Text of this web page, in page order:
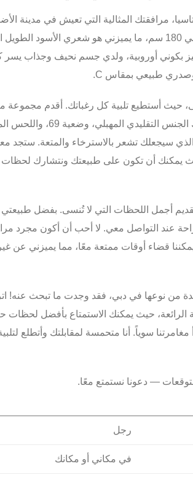
، مرافقتك المثالية التي تعيش في مدينة
أبلغ من العمر 27 عاماً وطولي 180 سم، ما يميزني هو شعري الأسود
بكوني أوروبية، ولدي جسم نحيف وجذاب
حيث أستطيع تلبية كل رغباتك. أقدم مجموعة
بما في ذلك الجنس التقليدي المهبلي،
الذي سيجعلك تشعر بالاسترخاء والمتعة. ستجد
يمكنك أن تكون على طبيعتك ونتشارك لحظات
أجمل اللحظات التي لا تُنسى. بفضل طبيعتي
عند التواصل معي. لا أحب أن أكون مجرد
قضاء أوقات ممتعة معًا، مما يميزني عن
من نوعها في دبي، فقد وجدت ما تبحث عنه!
الرائعة، حيث يمكنك الاستمتاع بأفضل لحظات
سوياً. أنا متحمسة لمقابلتك وأتطلع
— دعونا نستمتع معًا.
رجل
في مكاني أو مكانك